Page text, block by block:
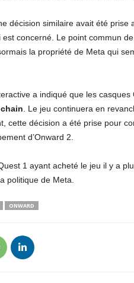
décision similaire avait été prise
est concerné. Le point commun
la propriété de Meta qui
a indiqué que les
. Le jeu continuera en
cette décision a été prise pour
d’Onward 2.
1 ayant acheté le jeu il y a
politique de Meta.
ONWARD